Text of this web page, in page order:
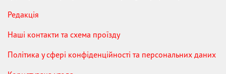
Редакція
Наші контакти та схема проїзду
Політика у сфері конфіденційності та персональних даних